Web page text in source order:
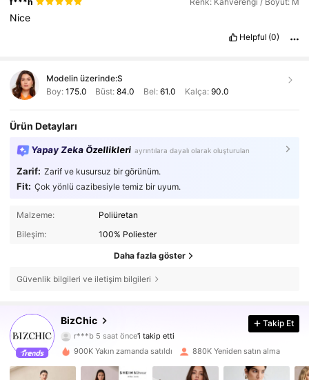
Nice
Helpful (0)
Modelin üzerinde:S
Boy: 175.0 Büst:84.0 Bel: 61.0 Kalça: 90.0
Ürün Detayları
Yapay Zeka Özellikleri ayrıntılara dayalı olarak oluşturulan
Zarif: Zarif ve kusursuz bir görünüm.
Fit: Çok yönlü cazibesiyle temiz bir uyum.
Malzeme:
Poliüretan
Bileşim:
100% Poliester
Daha fazla göster
Güvenlik bilgileri ve iletişim bilgileri
BizChic
4,83
1.2M Takipçiler
y***1 göz atıyor
4,83
1.2M Takipçiler
Takip Et
900K Yakın zamanda satıldı 880K Yeniden satın alma